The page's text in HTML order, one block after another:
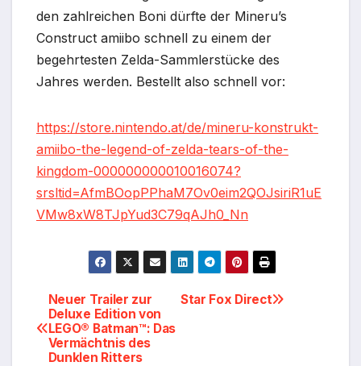
den zahlreichen Boni dürfte der Mineru’s
Construct amiibo schnell zu einem der
begehrtesten Zelda-Sammlerstücke des
Jahres werden. Bestellt also schnell vor:
https://store.nintendo.at/de/mineru-konstrukt-
amiibo-the-legend-of-zelda-tears-of-the-
kingdom-000000000010016074?
srsltid=AfmBOopPPhaM7Ov0eim2QOJsiriR1uE
VMw8xW8TJpYud3C79qAJh0_Nn
Beitragsnavigation
Star Fox Direct
Neuer Trailer zur
Deluxe Edition von
LEGO® Batman™: Das
Vermächtnis des
Dunklen Ritters